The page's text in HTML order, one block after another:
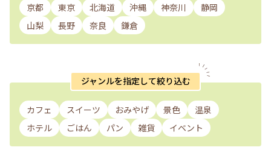
京都 東京 北海道 沖縄 神奈川
静岡
山梨
長野 奈良 鎌倉
ジャンルを指定して絞り込む
カフェ スイーツ おみやげ 景色
温泉
ホテル
ごはん パン 雑貨 イベント